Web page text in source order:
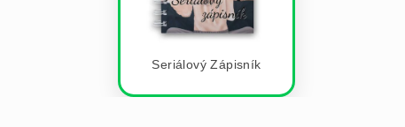
Seriálový Zápisník